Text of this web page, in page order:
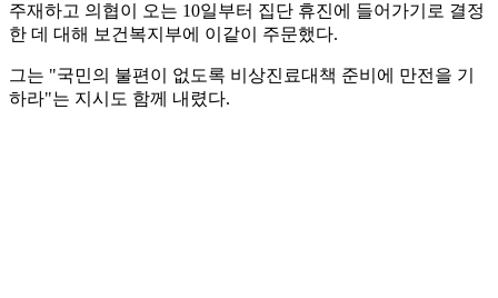
주재하고 의협이 오는 10일부터 집단 휴진에 들어가기로 결정
한 데 대해 보건복지부에 이같이 주문했다.
그는 "국민의 불편이 없도록 비상진료대책 준비에 만전을 기
하라"는 지시도 함께 내렸다.